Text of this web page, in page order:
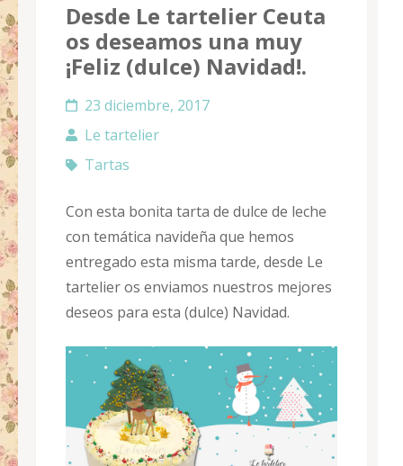
Desde Le tartelier Ceuta
os deseamos una muy
¡Feliz (dulce) Navidad!.
23 diciembre, 2017
Le tartelier
Tartas
Con esta bonita tarta de dulce de leche
con temática navideña que hemos
entregado esta misma tarde, desde Le
tartelier os enviamos nuestros mejores
deseos para esta (dulce) Navidad.